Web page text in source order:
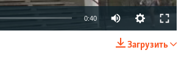
0:40
Загрузить